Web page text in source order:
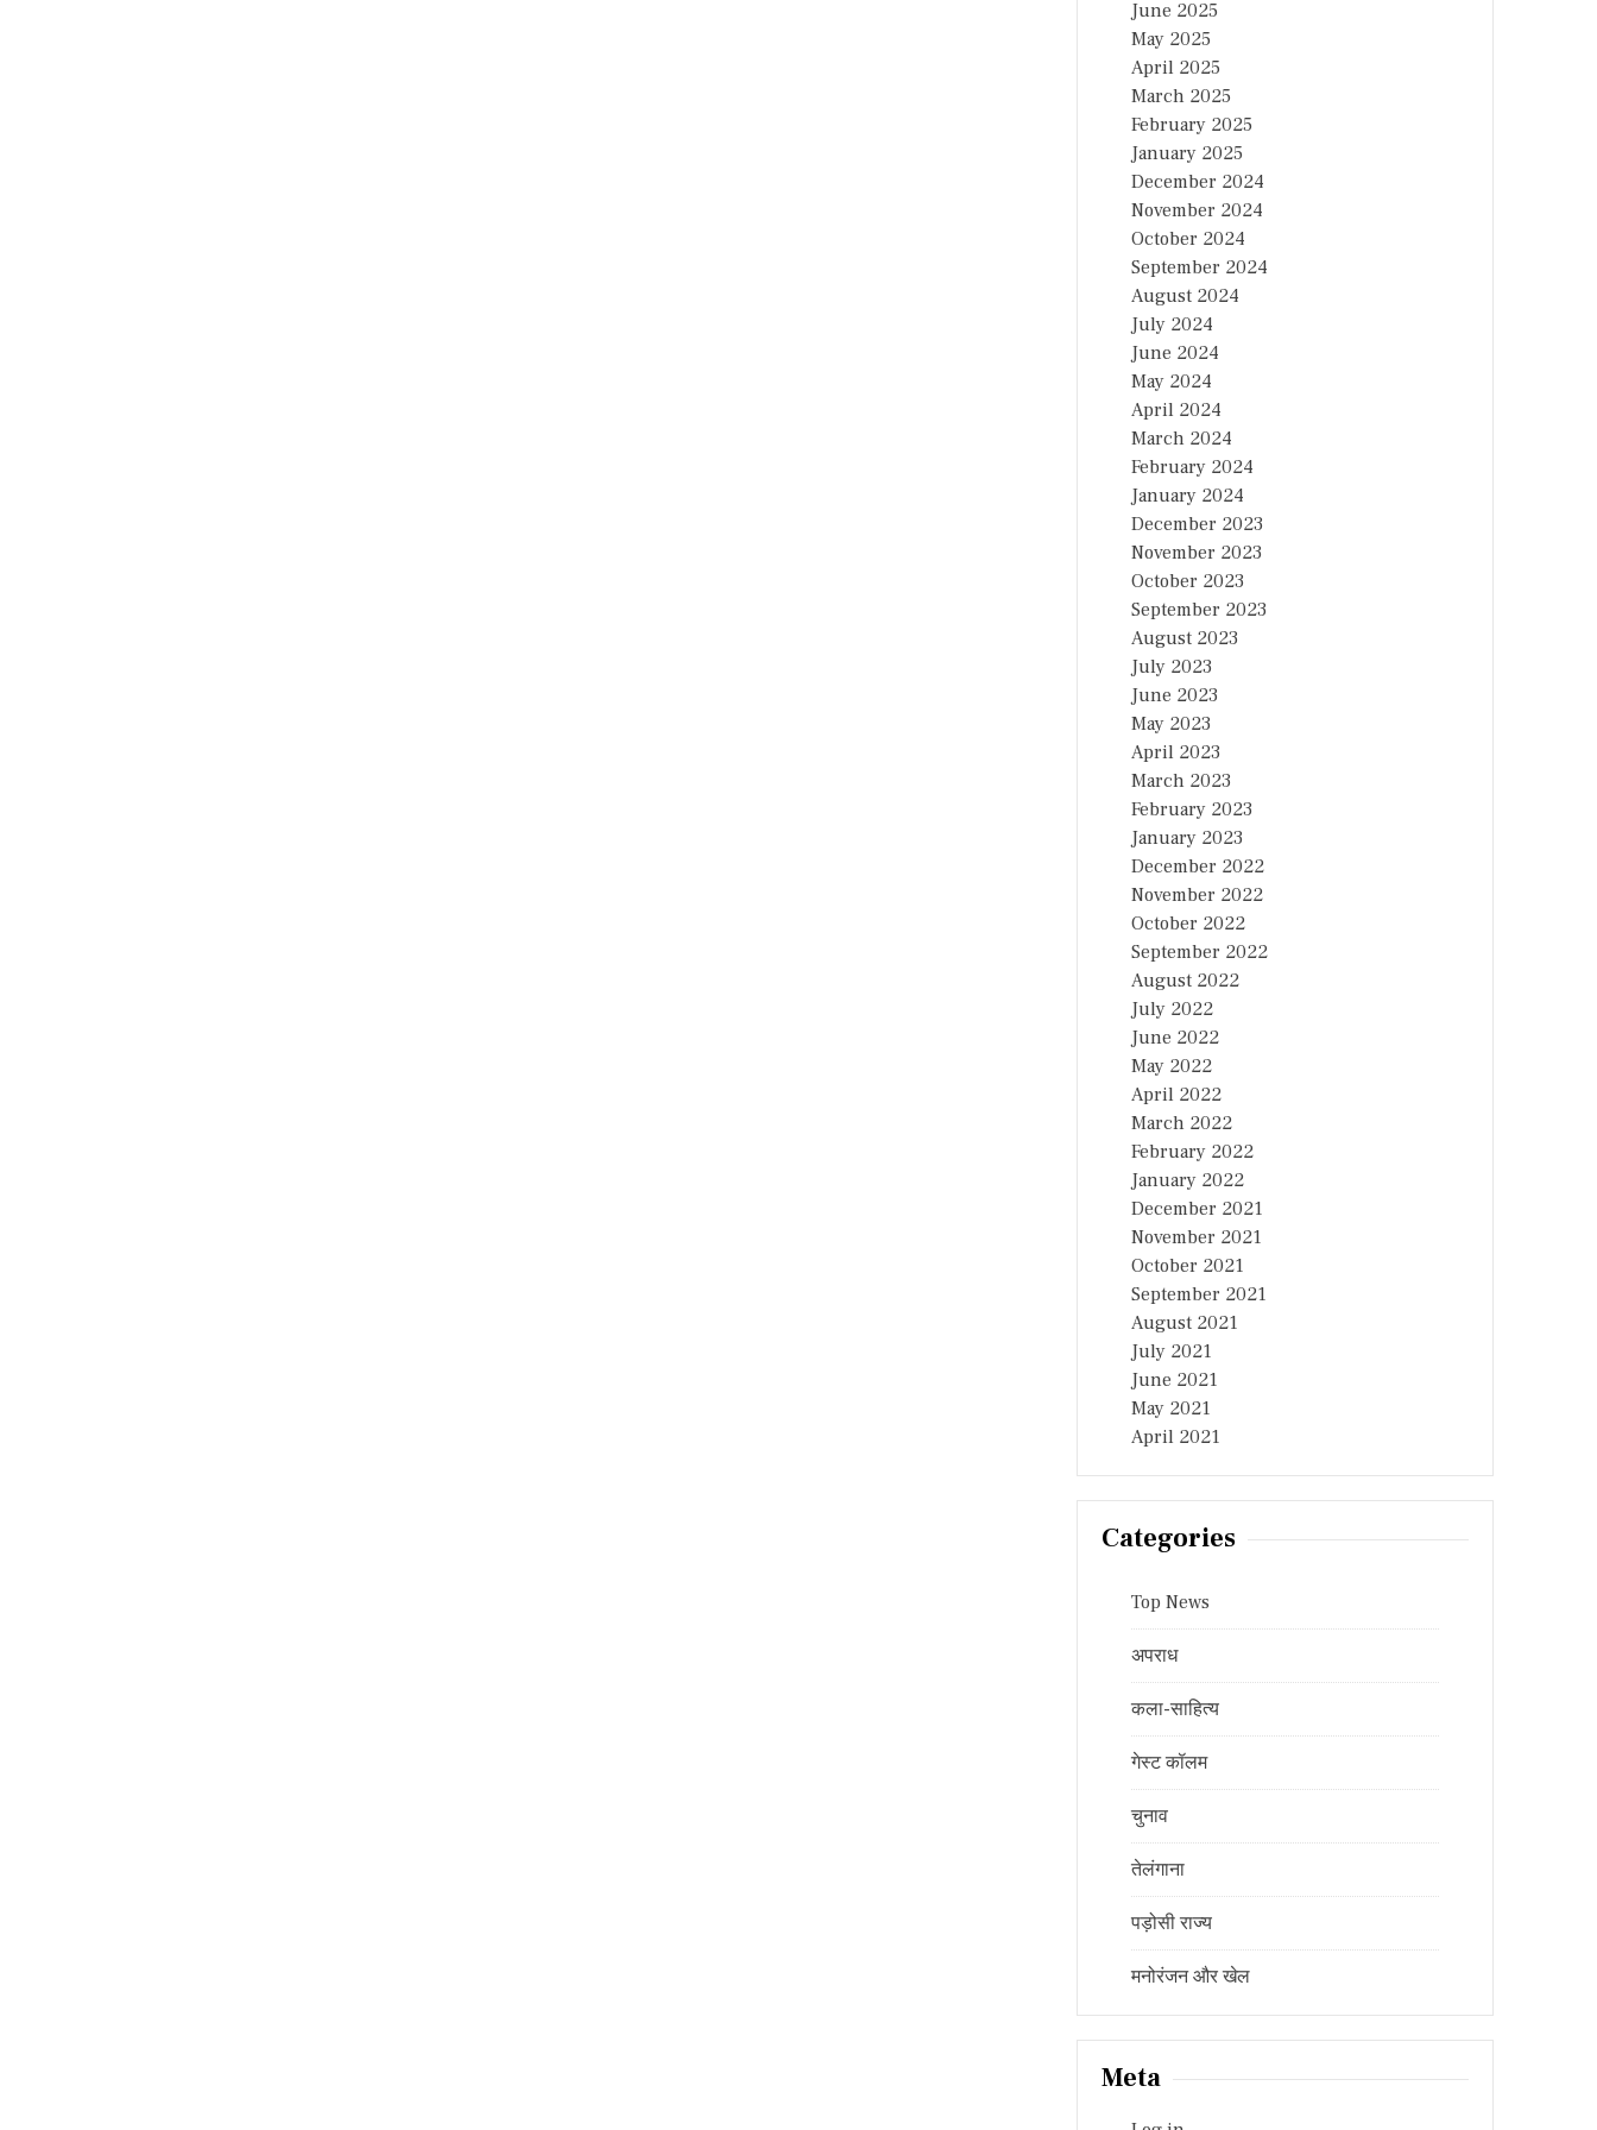
June 2025
May 2025
April 2025
March 2025
February 2025
January 2025
December 2024
November 2024
October 2024
September 2024
August 2024
July 2024
June 2024
May 2024
April 2024
March 2024
February 2024
January 2024
December 2023
November 2023
October 2023
September 2023
August 2023
July 2023
June 2023
May 2023
April 2023
March 2023
February 2023
January 2023
December 2022
November 2022
October 2022
September 2022
August 2022
July 2022
June 2022
May 2022
April 2022
March 2022
February 2022
January 2022
December 2021
November 2021
October 2021
September 2021
August 2021
July 2021
June 2021
May 2021
April 2021
Categories
Top News
अपराध
कला-साहित्य
गेस्ट कॉलम
चुनाव
तेलंगाना
पड़ोसी राज्य
मनोरंजन और खेल
Meta